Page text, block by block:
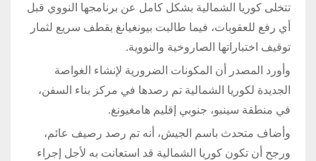
تتخلى كوريا الشمالية بشكل كامل عن برنامجها النووي قبل
أي رفع للعقوبات، فيما طالبت بيونغيانغ بقطف سريع لثمار
توقيف اختباراتها الصاروخية والنووية.
وأورد المصدر أن المكونات الضرورية لإنشاء الغواصة
الجديدة لكوريا الشمالية تم رصدها في مركز بناء السفن،
في منطقة سينبو، جنوبي إقليم هامغيونغ.
وأضاف متحدث باسم الجيش، أنه تم رصد رصيف عائم،
ورجح أن تكون كوريا الشمالية قد استعانت به لأجل إجراء